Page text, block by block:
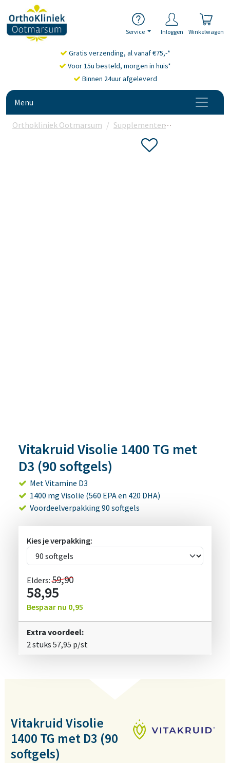
Service Inloggen Winkelwagen
Gratis verzending, al vanaf €75,-*
Voor 15u besteld, morgen in huis*
Binnen 24uur afgeleverd
Menu
Orthokliniek Ootmarsum Supplementen
Vitakruid Visolie 1400 TG met
D3 (90 softgels)
Met Vitamine D3
1400 mg Visolie (560 EPA en 420 DHA)
Voordeelverpakking 90 softgels
Kies je verpakking:
Elders:59,90
58,95
Bespaar nu 0,95
Extra voordeel:
2 stuks 57,95 p/st
Vitakruid Visolie
1400 TG met D3 (90
softgels)